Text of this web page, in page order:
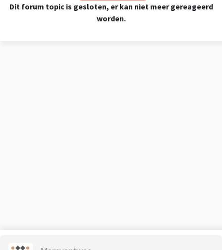
Dit forum topic is gesloten, er kan niet meer gereageerd
worden.